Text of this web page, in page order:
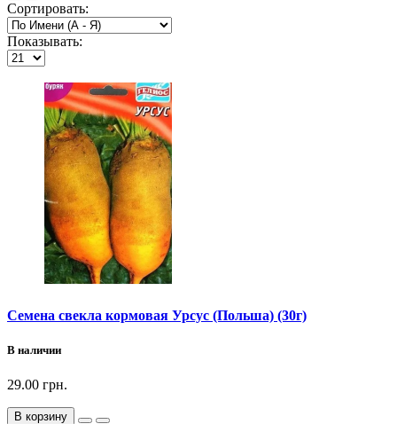
Сортировать:
Показывать:
Семена свекла кормовая Урсус (Польша) (30г)
В наличии
29.00 грн.
В корзину